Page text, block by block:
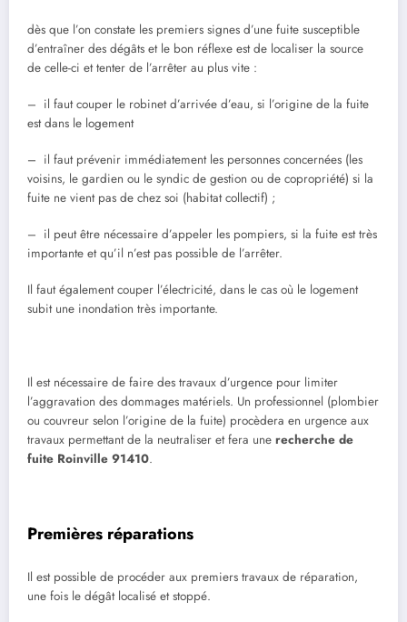
dès que l’on constate les premiers signes d’une fuite susceptible
d’entraîner des dégâts et le bon réflexe est de localiser la source
de celle-ci et tenter de l’arrêter au plus vite :
– il faut couper le robinet d’arrivée d’eau, si l’origine de la fuite
est dans le logement
– il faut prévenir immédiatement les personnes concernées (les
voisins, le gardien ou le syndic de gestion ou de copropriété) si la
fuite ne vient pas de chez soi (habitat collectif) ;
– il peut être nécessaire d’appeler les pompiers, si la fuite est très
importante et qu’il n’est pas possible de l’arrêter.
Il faut également couper l’électricité, dans le cas où le logement
subit une inondation très importante.
Il est nécessaire de faire des travaux d’urgence pour limiter
l’aggravation des dommages matériels. Un professionnel (plombier
ou couvreur selon l’origine de la fuite) procèdera en urgence aux
travaux permettant de la neutraliser et fera une recherche de
fuite Roinville 91410.
Premières réparations
Il est possible de procéder aux premiers travaux de réparation,
une fois le dégât localisé et stoppé.